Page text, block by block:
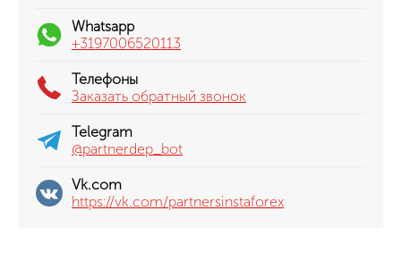
Whatsapp
+3197006520113
Телефоны
Заказать обратный звонок
Telegram
@partnerdep_bot
Vk.com
https://vk.com/partnersinstaforex